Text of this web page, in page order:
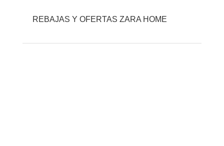
REBAJAS Y OFERTAS ZARA HOME